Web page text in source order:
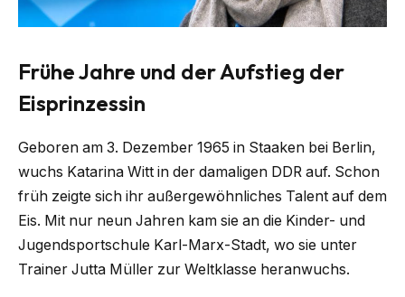
Frühe Jahre und der Aufstieg der
Eisprinzessin
Geboren am 3. Dezember 1965 in Staaken bei Berlin,
wuchs Katarina Witt in der damaligen DDR auf. Schon
früh zeigte sich ihr außergewöhnliches Talent auf dem
Eis. Mit nur neun Jahren kam sie an die Kinder- und
Jugendsportschule Karl-Marx-Stadt, wo sie unter
Trainer Jutta Müller zur Weltklasse heranwuchs.